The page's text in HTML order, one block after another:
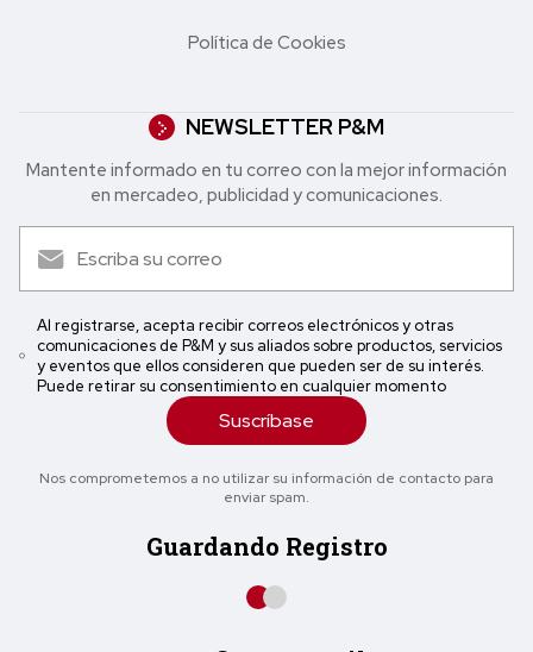
Política de Cookies
NEWSLETTER P&M
Mantente informado en tu correo con la mejor in formación
en mercadeo, publicidad y comunicaciones.
Al registrarse, acepta recibir correos electrónicos y otras
comunicaciones de P&M y sus aliados sobre productos, servicios
y eventos que ellos consideren que pueden ser de su interés.
Puede retirar su consentimiento en cualquier momento
Suscríbase
Nos comprometemos a no utilizar su información de contacto para
enviar spam.
Guardando Registro